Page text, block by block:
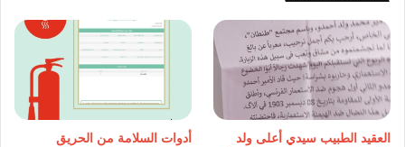
العقيد الطبيب سيدي أعلى ولد
أدوات السلامة من الحريق